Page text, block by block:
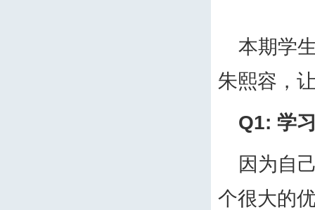
本期学
朱熙容，
Q1: 学
因为自
个很大的